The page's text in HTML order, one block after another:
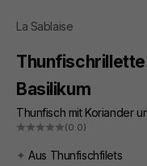
La Sablaise
Basilikum
Thunfisch mit Koriander
(0.0)
✦ Aus Thunfischfilets